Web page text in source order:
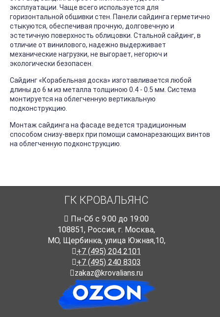
эксплуатации. Чаще всего используется для
горизонтальной обшивки стен. Панели сайдинга герметично
стыкуются, обеспечивая прочную, долговечную и
эстетичную поверхность облицовки. Стальной сайдинг, в
отличие от винилового, надежно выдерживает
механические нагрузки, не выгорает, негорюч и
экологически безопасен.
Сайдинг «Корабельная доска» изготавливается любой
длины до 6 м из металла толщиною 0.4 - 0.5 мм. Система
монтируется на облегченную вертикальную
подконструкцию.
Монтаж сайдинга на фасаде ведется традиционным
способом снизу-вверх при помощи самонарезающих винтов
на облегченную подконструкцию.
ГК КРОВАЛЬЯНС
Пн-Cб с 9:00 до 19:00
108851, Россия, г. Москва,
МО, Щербинка, улица Южная,10,
+7 (495) 204 2101
+7 (495) 240 8303
zakaz@krovalians.ru